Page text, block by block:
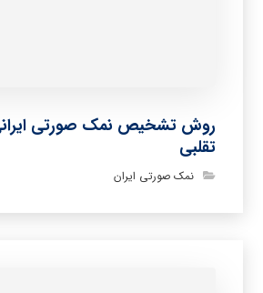
روش تشخیص نمک صورتی
تقلبی
نمک صورتی ایران